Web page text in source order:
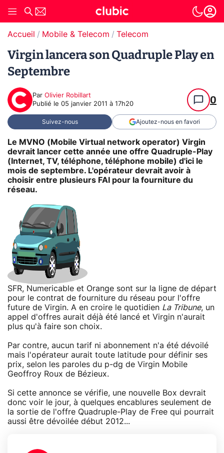
Accueil Mobile & Telecom Telecom
Virgin lancera son Quadruple Play en
Septembre
Par Olivier Robillart
Publié le 05 janvier 2011 à 17h20 0
Suivez-nous Ajoutez-nous en favori
Le MVNO (Mobile Virtual network operator) Virgin
devrait lancer cette année une offre Quadruple-Play
(Internet, TV, téléphone, téléphone mobile) d'ici le
mois de septembre. L'opérateur devrait avoir à
choisir entre plusieurs FAI pour la fourniture du
réseau.
SFR, Numericable et Orange sont sur la ligne de départ
pour le contrat de fourniture du réseau pour l'offre
future de Virgin. A en croire le quotidien La Tribune, un
appel d'offres aurait déjà été lancé et Virgin n'aurait
plus qu'à faire son choix.
Par contre, aucun tarif ni abonnement n'a été dévoilé
mais l'opérateur aurait toute latitude pour définir ses
prix, selon les paroles du p-dg de Virgin Mobile
Geoffroy Roux de Bézieux.
Si cette annonce se vérifie, une nouvelle Box devrait
donc voir le jour, à quelques encablures seulement de
la sortie de l'offre Quadruple-Play de Free qui pourrait
aussi être dévoilée début 2012...